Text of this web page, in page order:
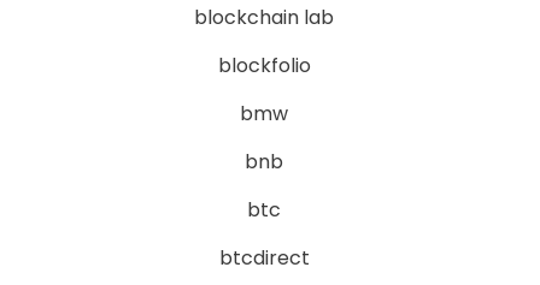
blockchain lab
blockfolio
bmw
bnb
btc
btcdirect